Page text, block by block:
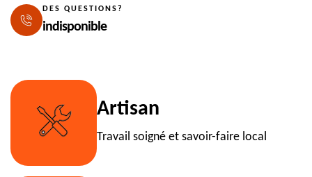
DES QUESTIONS?
indisponible
Artisan
Travail soigné et savoir-faire local